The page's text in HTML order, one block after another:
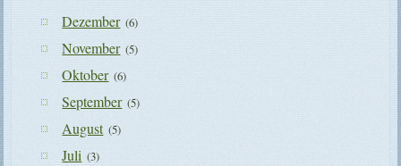
Dezember (6)
November (5)
Oktober (6)
September (5)
August (5)
Juli (3)